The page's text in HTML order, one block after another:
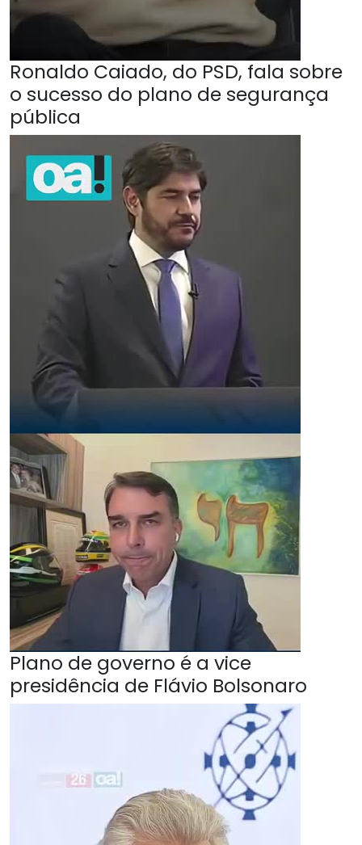
Ronaldo Caiado, do PSD, fala sobre
o sucesso do plano de segurança
pública
Plano de governo é a vice
presidência de Flávio Bolsonaro